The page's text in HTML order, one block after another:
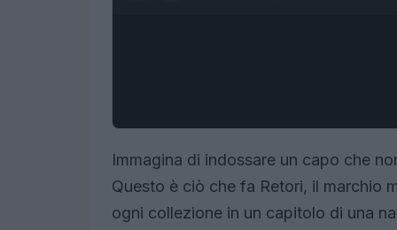
Immagina di indossare un capo che
Questo è ciò che fa Retori, il marchio
ogni collezione in un capitolo di una